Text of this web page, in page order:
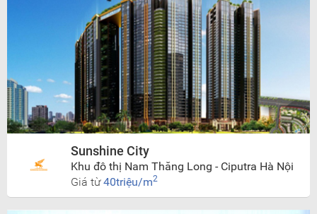
Sunshine City
Khu đô thị Nam Thăng Long - Ciputra Hà Nội
Giá từ40triệu/m2